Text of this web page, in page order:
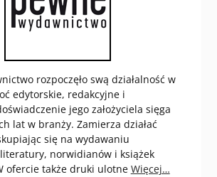
rozpoczęło swą działalność w
edytorskie, redakcyjne i
jego założyciela sięga
lat w branży. Zamierza działać
się na wydawaniu
norwidianów i książek
ofercie także druki ulotne Więcej…